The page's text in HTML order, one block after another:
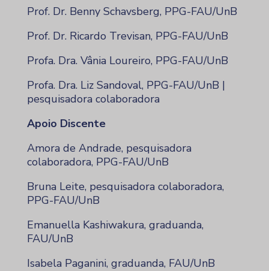
Prof. Dr. Benny Schavsberg, PPG-FAU/UnB
Prof. Dr. Ricardo Trevisan, PPG-FAU/UnB
Profa. Dra. Vânia Loureiro, PPG-FAU/UnB
Profa. Dra. Liz Sandoval, PPG-FAU/UnB |
pesquisadora colaboradora
Apoio Discente
Amora de Andrade, pesquisadora
colaboradora, PPG-FAU/UnB
Bruna Leite, pesquisadora colaboradora,
PPG-FAU/UnB
Emanuella Kashiwakura, graduanda,
FAU/UnB
Isabela Paganini, graduanda, FAU/UnB